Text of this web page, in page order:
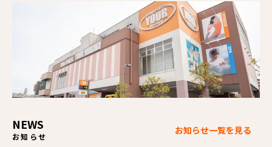
NEWS
お知らせ
お知らせ一覧を見る